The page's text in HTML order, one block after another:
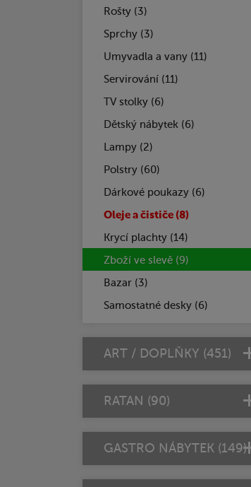
Rošty (3)
Sprchy (3)
Umyvadla a vany (11)
Servirování (11)
TV stolky (6)
Dětský nábytek (6)
Lampy (2)
Polstry (60)
Dárkové poukazy (6)
Oleje a čističe (8)
Krycí plachty (14)
Zboží ve slevě (9)
Bazar (3)
Samostatné desky (6)
ART / DOPLŇKY (451)
RATAN (90)
GASTRO NÁBYTEK (149)